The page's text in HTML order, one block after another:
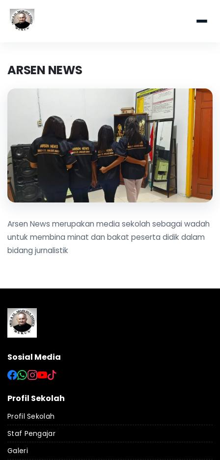
ARSEN NEWS
Arsen News merupakan media sekolah sebagai wadah
untuk membina minat dan bakat peserta didik dalam
bidang jurnalistik
Sosial Media
Profil Sekolah
Profil Sekolah
Staf Pengajar
Galeri